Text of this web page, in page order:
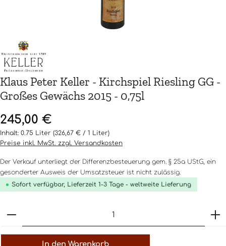
Klaus Peter Keller - Kirchspiel Riesling GG -
Großes Gewächs 2015 - 0,75l
Regulärer Preis:
245,00 €
Inhalt: 0.75 Liter (326,67 € / 1 Liter)
Preise inkl. MwSt. zzgl. Versandkosten
Der Verkauf unterliegt der Differenzbesteuerung gem. § 25a UStG, ein
gesonderter Ausweis der Umsatzsteuer ist nicht zulässig.
Sofort verfügbar, Lieferzeit 1-3 Tage - weltweite Lieferung
Produkt Anzahl: Gib den gewünschten Wert
In den Warenkorb